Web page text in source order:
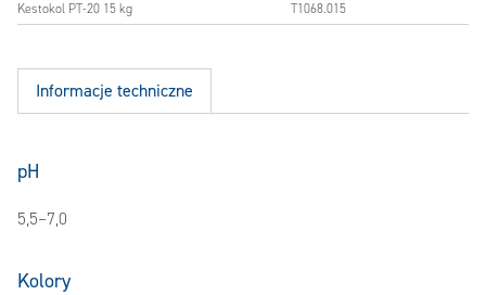
Kestokol PT-20 15 kg T1068.015
Informacje techniczne
pH
5,5–7,0
Kolory